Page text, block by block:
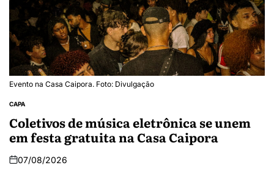
Evento na Casa Caipora. Foto: Divulgação
CAPA
Coletivos de música eletrônica se unem
em festa gratuita na Casa Caipora
07/08/2026